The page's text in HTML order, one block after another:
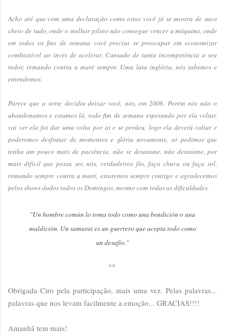
Acho até que com uma declaração como estas você já se mostra de saco
cheio de tudo, onde o melhor piloto não consegue vencer a máquina, onde
em todos os fins de semana você precisa se preocupar em economizar
combustível ao invés de acelerar. Cansado de tanta incompetência a seu
redor, remando contra a maré sempre. Uma luta inglória, nós sabemos e
entendemos.
Parece que a sorte decidiu deixar você, nós, em 2006. Porém nós não o
abandonamos e estamos lá, todo fim de semana esperando por ela voltar,
vai ver ela foi dar uma volta por ai e se perdeu, logo ela deverá voltar e
poderemos desfrutar de momentos e glória novamente, só pedimos que
tenha um pouco mais de paciência, não se desanime, não desanime, por
mais difícil que possa ser, nós, verdadeiros fãs, faça chuva ou faça sol,
remando sempre contra a maré, estaremos sempre contigo e agradecemos
pelos shows dados todos os Domingos, mesmo com todas as dificuldades.
"Un hombre común lo toma todo como una bendición o una
maldición. Un samurai es un guerrero que acepta todo como
un desafío."
**
Obrigada Ciro pela participação, mais uma vez. Pelas palavras...
palavras que nos levam facilmente a emoção... GRACIAS!!!!
Amanhã tem mais!